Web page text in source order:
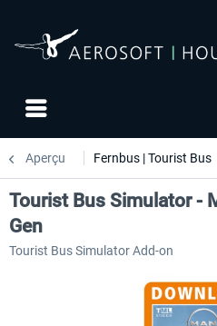
Aperçu Fernbus | Tourist Bus
Tourist Bus Simulator -
Gen
Tourist Bus Simulator Add-on